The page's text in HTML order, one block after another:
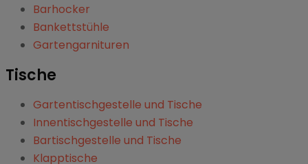
Barhocker
Bankettstühle
Gartengarnituren
Tische
Gartentischgestelle und Tische
Innentischgestelle und Tische
Bartischgestelle und Tische
Klapptische